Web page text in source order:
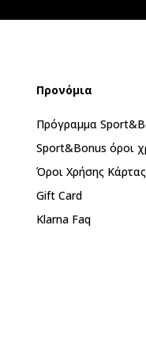
Προνόμια
Πρόγραμμα
Sport&Bonus όροι
Όροι Χρήσης
Gift Card
Klarna Faq